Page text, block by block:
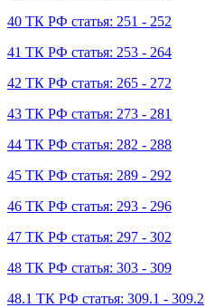
40 ТК РФ статья: 251 - 252
41 ТК РФ статья: 253 - 264
42 ТК РФ статья: 265 - 272
43 ТК РФ статья: 273 - 281
44 ТК РФ статья: 282 - 288
45 ТК РФ статья: 289 - 292
46 ТК РФ статья: 293 - 296
47 ТК РФ статья: 297 - 302
48 ТК РФ статья: 303 - 309
48.1 ТК РФ статья: 309.1 - 309.2